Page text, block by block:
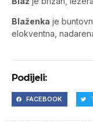
Blaženka je
elokventna,
Podijeli:
FACEBOOK